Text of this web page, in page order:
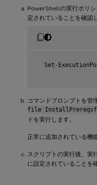
PowerShellの実行ポリシ
定されていることを確認
  Set
-
コマンドプロンプトを管
file
ドを実行します。
正常に追加されている機
スクリプトの実行後、実
に設定されていることを